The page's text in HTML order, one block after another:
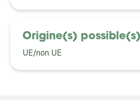
Origine(s) possible(s)
UE/non UE